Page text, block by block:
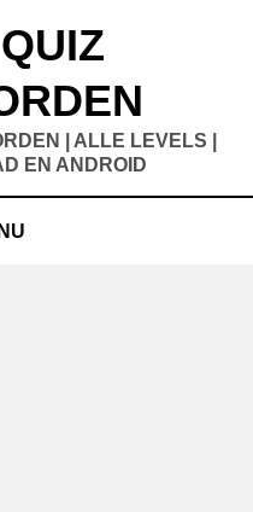
| ALLE LEVELS |
EN ANDROID